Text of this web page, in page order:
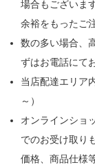
場合もございます
余裕をもったご
数の多い場合、
ずはお電話にて
当店配達エリア
～）
オンラインショ
でのお受け取り
価格、商品仕様